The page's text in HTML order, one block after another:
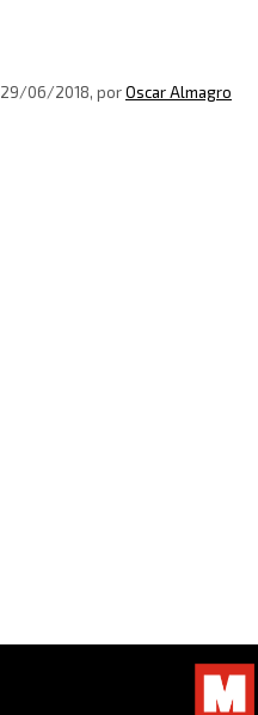
29/06/2018, porOscar Almagro